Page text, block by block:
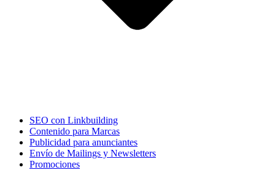
SEO con Linkbuilding
Contenido para Marcas
Publicidad para anunciantes
Envío de Mailings y Newsletters
Promociones